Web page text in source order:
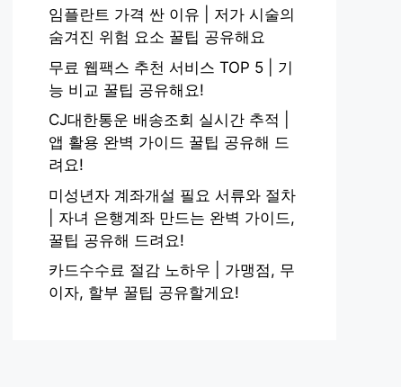
임플란트 가격 싼 이유 | 저가 시술의
숨겨진 위험 요소 꿀팁 공유해요
무료 웹팩스 추천 서비스 TOP 5 | 기
능 비교 꿀팁 공유해요!
CJ대한통운 배송조회 실시간 추적 |
앱 활용 완벽 가이드 꿀팁 공유해 드
려요!
미성년자 계좌개설 필요 서류와 절차
| 자녀 은행계좌 만드는 완벽 가이드,
꿀팁 공유해 드려요!
카드수수료 절감 노하우 | 가맹점, 무
이자, 할부 꿀팁 공유할게요!